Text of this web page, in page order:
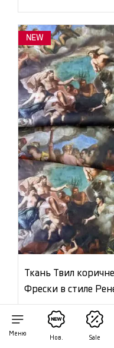
Меню
Нов. Sale
NEW
Ткань Твил
Фрески в стиле
970 ₽/м
Артикул: 29581